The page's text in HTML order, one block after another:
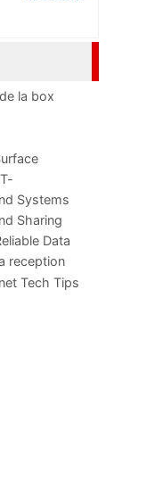
la box
Systems
Sharing
Data
reception
Tech Tips